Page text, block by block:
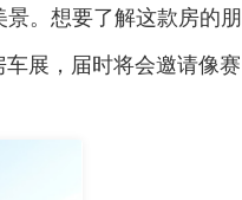
。想要了解这款房的朋
展，届时将会邀请像赛